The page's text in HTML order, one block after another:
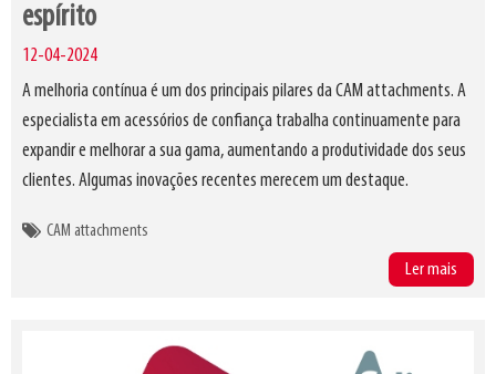
espírito
12-04-2024
A melhoria contínua é um dos principais pilares da CAM attachments. A
especialista em acessórios de confiança trabalha continuamente para
expandir e melhorar a sua gama, aumentando a produtividade dos seus
clientes. Algumas inovações recentes merecem um destaque.
CAM attachments
Ler mais